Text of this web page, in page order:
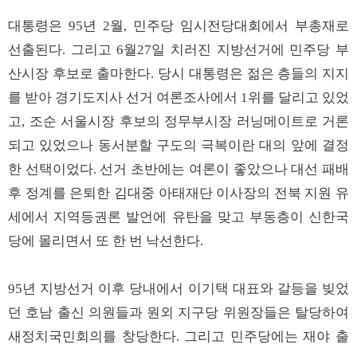
대통령은 95년 2월, 민주당 임시전당대회에서 부총재로
선출된다. 그리고 6월27일 치러진 지방선거에 민주당 부
산시장 후보로 출마한다. 당시 대통령은 젊은 층들의 지지
를 받아 경기도지사 선거 여론조사에서 1위를 달리고 있었
고, 조순 서울시장 후보의 정무부시장 러닝메이트로 거론
되고 있었으나 동서분할 구도의 극복이란 대의 앞에 결정
한 선택이었다. 선거 초반에는 여론이 좋았으나 대선 패배
후 정계를 은퇴한 김대중 아태재단 이사장의 전북 지원 유
세에서 지역등권론 발언에 유탄을 맞고 부동층이 신한국
당에 몰리면서 또 한 번 낙선한다.
95년 지방선거 이후 당내에서 이기택 대표와 갈등을 빚었
던 호남 출신 의원들과 원외 지구당 위원장들은 탈당하여
새정치국민회의를 창당한다. 그리고 민주당에는 재야 출